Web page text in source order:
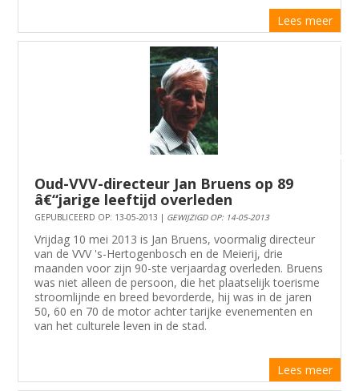
Lees meer
Oud-VVV-directeur Jan Bruens op 89
â€“jarige leeftijd overleden
GEPUBLICEERD OP: 13-05-2013 | GEWIJZIGD OP: 14-05-2013
Vrijdag 10 mei 2013 is Jan Bruens, voormalig directeur
van de VVV 's-Hertogenbosch en de Meierij, drie
maanden voor zijn 90-ste verjaardag overleden. Bruens
was niet alleen de persoon, die het plaatselijk toerisme
stroomlijnde en breed bevorderde, hij was in de jaren
50, 60 en 70 de motor achter tarijke evenementen en
van het culturele leven in de stad.
Lees meer